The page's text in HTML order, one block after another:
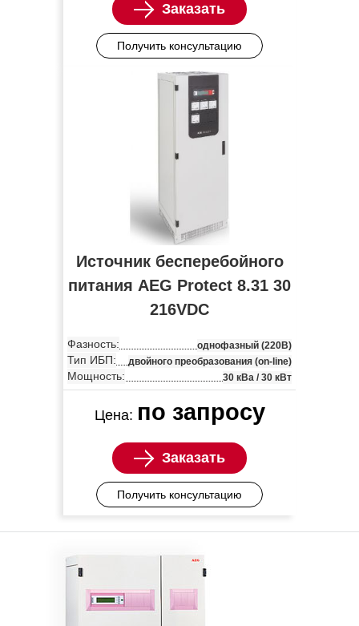
Заказать
Получить консультацию
Источник бесперебойного
питания AEG Protect 8.31 30
216VDC
Фазность: однофазный (220В)
Тип ИБП: двойного преобразования (on-line)
Мощность: 30 кВа / 30 кВт
Цена: по запросу
Заказать
Получить консультацию